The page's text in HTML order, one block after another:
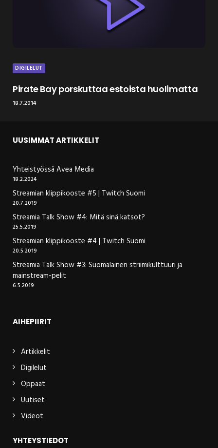
DIGILELUT
Pirate Bay porskuttaa estoista huolimatta
18.7.2014
UUSIMMAT ARTIKKELIT
Yhteistyössä Avea Media
18.2.2024
Streamian klippikooste #5 | Twitch Suomi
20.7.2019
Streamia Talk Show #4: Mitä sinä katsot?
25.5.2019
Streamian klippikooste #4 | Twitch Suomi
20.5.2019
Streamia Talk Show #3: Suomalainen striimikulttuuri ja
mainstream-pelit
6.5.2019
AIHEPIIRIT
Artikkelit
Digilelut
Oppaat
Uutiset
Videot
YHTEYSTIEDOT